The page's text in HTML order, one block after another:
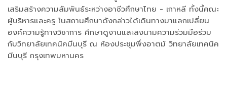
เสริมสร้างความสัมพันธ์ระหว่างอาชีวศึกษาไทย - เกาหลี ทั้งนี้คณะ
ผู้บริหารและครู ในสถานศึกษาดังกล่าวได้เดินทางมาแลกเปลี่ยน
องค์ความรู้ทางวิชาการ ศึกษาดูงานและลงนามความร่วมมือร่วม
กับวิทยาลัยเทคนิคมีนบุรี ณ ห้องประชุมพึ่งอาตม์ วิทยาลัยเทคนิค
มีนบุรี กรุงเทพมหานคร